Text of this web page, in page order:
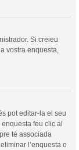
Si creieu
vostra enquesta,
pot editar-la el seu
feu clic al
té associada
l’enquesta o